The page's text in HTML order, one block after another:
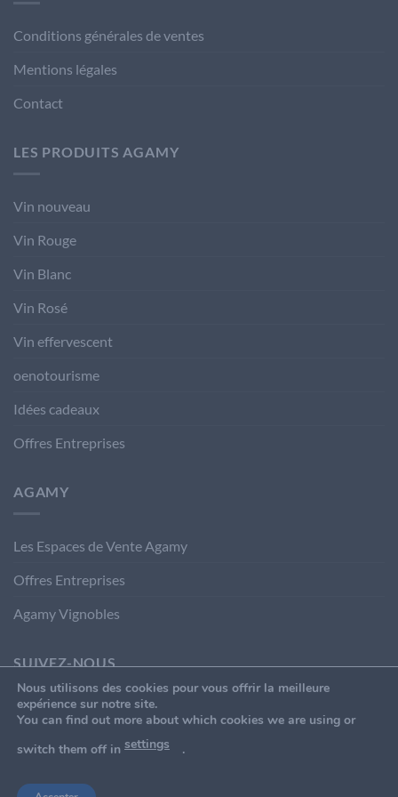
Conditions générales de ventes
Mentions légales
Contact
LES PRODUITS AGAMY
Vin nouveau
Vin Rouge
Vin Blanc
Vin Rosé
Vin effervescent
oenotourisme
Idées cadeaux
Offres Entreprises
AGAMY
Les Espaces de Vente Agamy
Offres Entreprises
Agamy Vignobles
SUIVEZ-NOUS
Nous utilisons des cookies pour vous offrir la meilleure
expérience sur notre site.
You can find out more about which cookies we are using or
switch them off in settings .